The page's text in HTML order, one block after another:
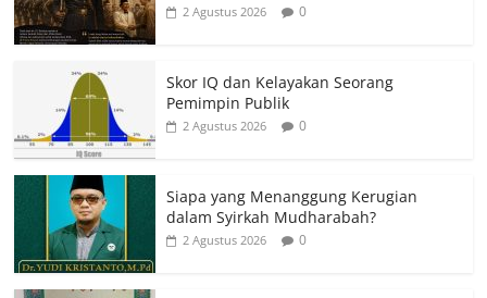
2 Agustus 2026 0
Skor IQ dan Kelayakan Seorang
Pemimpin Publik
2 Agustus 2026 0
Siapa yang Menanggung Kerugian
dalam Syirkah Mudharabah?
2 Agustus 2026 0